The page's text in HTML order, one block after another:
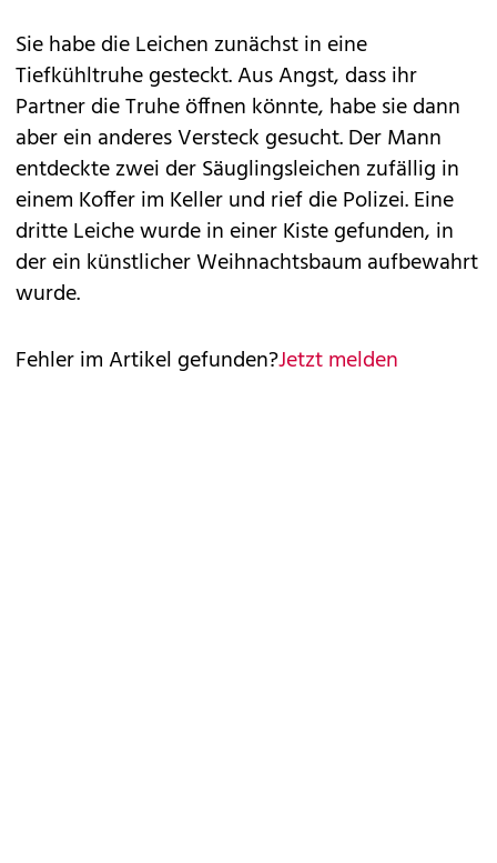
Sie habe die Leichen zunächst in eine
Tiefkühltruhe gesteckt. Aus Angst, dass ihr
Partner die Truhe öffnen könnte, habe sie dann
aber ein anderes Versteck gesucht. Der Mann
entdeckte zwei der Säuglingsleichen zufällig in
einem Koffer im Keller und rief die Polizei. Eine
dritte Leiche wurde in einer Kiste gefunden, in
der ein künstlicher Weihnachtsbaum aufbewahrt
wurde.
Fehler im Artikel gefunden?Jetzt melden